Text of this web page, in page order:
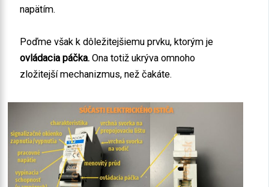
napätím.
Poďme však k dôležitejšiemu prvku, ktorým je
ovládacia páčka. Ona totiž ukrýva omnoho
zložitejší mechanizmus, než čakáte.